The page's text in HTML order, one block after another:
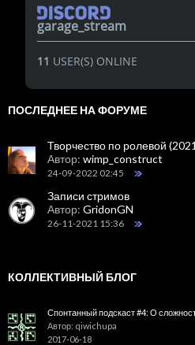
garage_stream
11 USER(S) ONLINE
ПОСЛЕДНЕЕ НА ФОРУМЕ
Творчество по ролевой
Автор: wimp_construct
24-09-2022 02:45
Записи стримов
Автор: GridonGN
26-11-2021 15:36
КОЛЛЕКТИВНЫЙ БЛОГ
Спонтанный подскаст #4: О
Автор: qiwichupa
2017-06-18